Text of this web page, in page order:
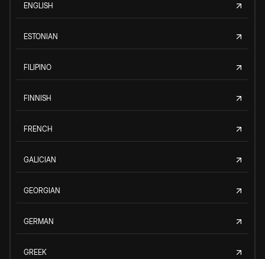
ENGLISH
ESTONIAN
FILIPINO
FINNISH
FRENCH
GALICIAN
GEORGIAN
GERMAN
GREEK